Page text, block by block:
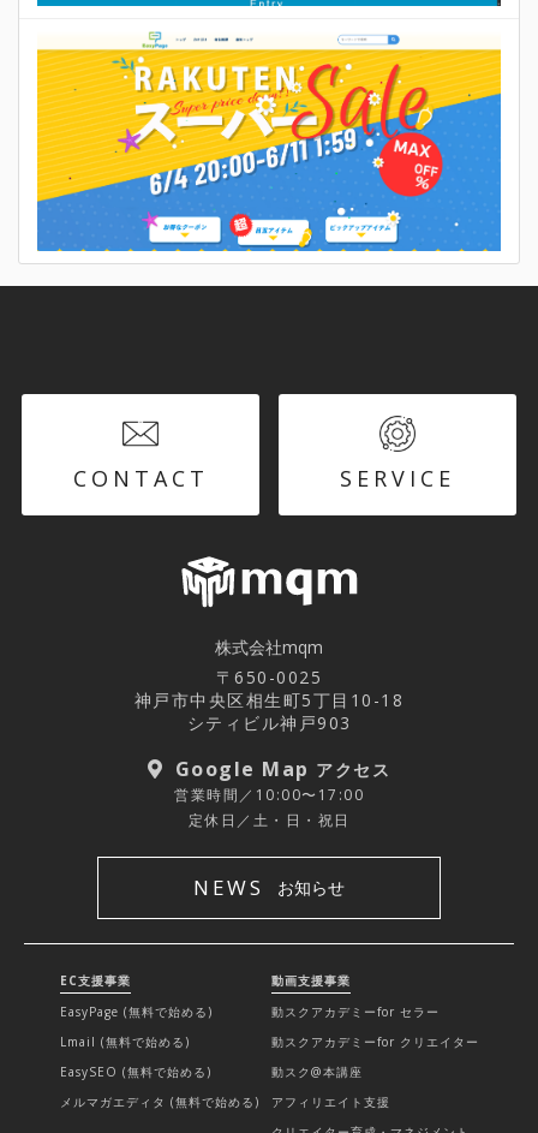
CONTACT SERVICE
株式会社mqm
〒650-0025
神戸市中央区相生町5丁目10-18
シティビル神戸903
Google Map アクセス
営業時間／10:00〜17:00
定休日／土・日・祝日
NEWS お知らせ
EC支援事業
EasyPage (無料で始める)
Lmail (無料で始める)
EasySEO (無料で始める)
メルマガエディタ (無料で始める)
動画支援事業
動スクアカデミーfor セラー
動スクアカデミーfor クリエイター
動スク@本講座
アフィリエイト支援